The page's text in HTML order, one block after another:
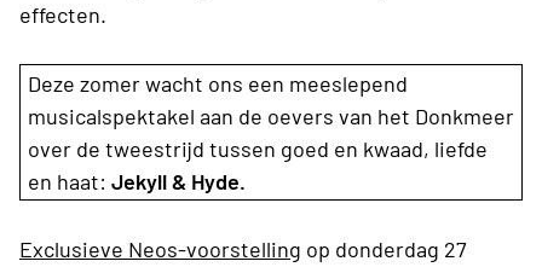
effecten.
Deze zomer wacht ons een meeslepend
musicalspektakel aan de oevers van het Donkmeer
over de tweestrijd tussen goed en kwaad, liefde
en haat: Jekyll & Hyde.
Exclusieve Neos-voorstelling op donderdag 27